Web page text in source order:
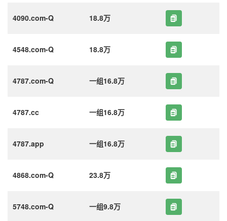
4090.com-Q 18.8万
4548.com-Q 18.8万
4787.com-Q 一组16.8万
4787.cc 一组16.8万
4787.app 一组16.8万
4868.com-Q 23.8万
5748.com-Q 一组9.8万